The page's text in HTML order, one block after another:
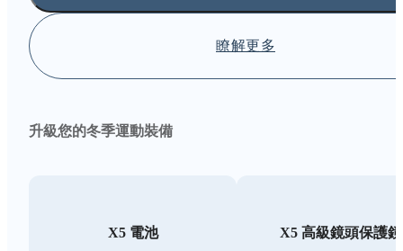
瞭解更多
升級您的冬季運動裝備
X5 電池 X5 高級鏡頭保護鏡